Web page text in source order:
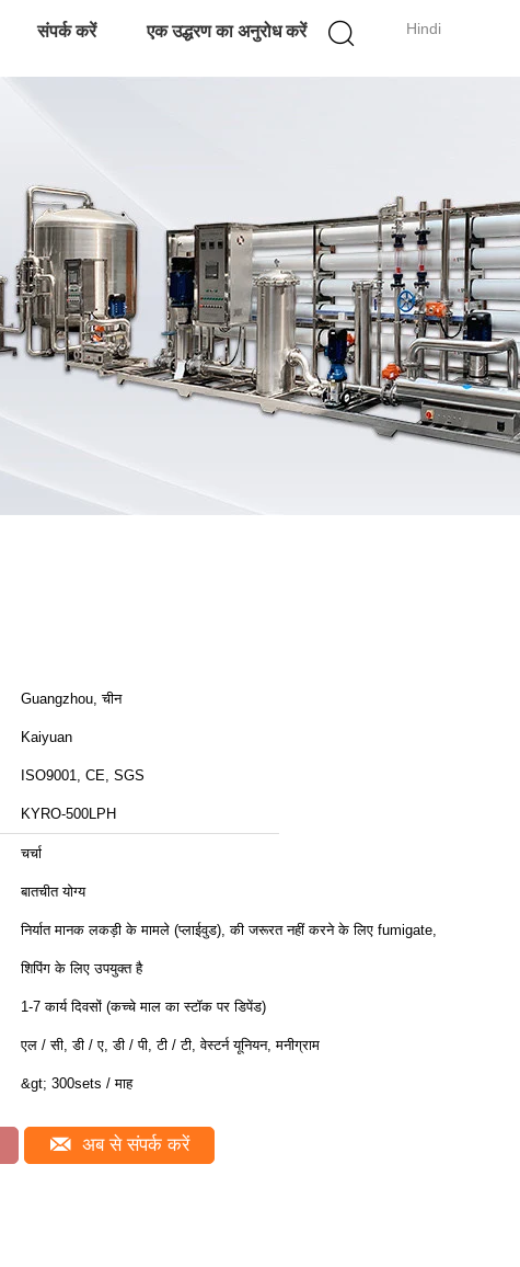
Hindi
संपर्क करें एक उद्धरण का अनुरोध करें
Guangzhou, चीन
Kaiyuan
ISO9001, CE, SGS
KYRO-500LPH
चर्चा
बातचीत योग्य
निर्यात मानक लकड़ी के मामले (प्लाईवुड), की जरूरत नहीं करने के लिए fumigate,
शिपिंग के लिए उपयुक्त है
1-7 कार्य दिवसों (कच्चे माल का स्टॉक पर डिपेंड)
एल / सी, डी / ए, डी / पी, टी / टी, वेस्टर्न यूनियन, मनीग्राम
&gt; 300sets / माह
अब से संपर्क करें